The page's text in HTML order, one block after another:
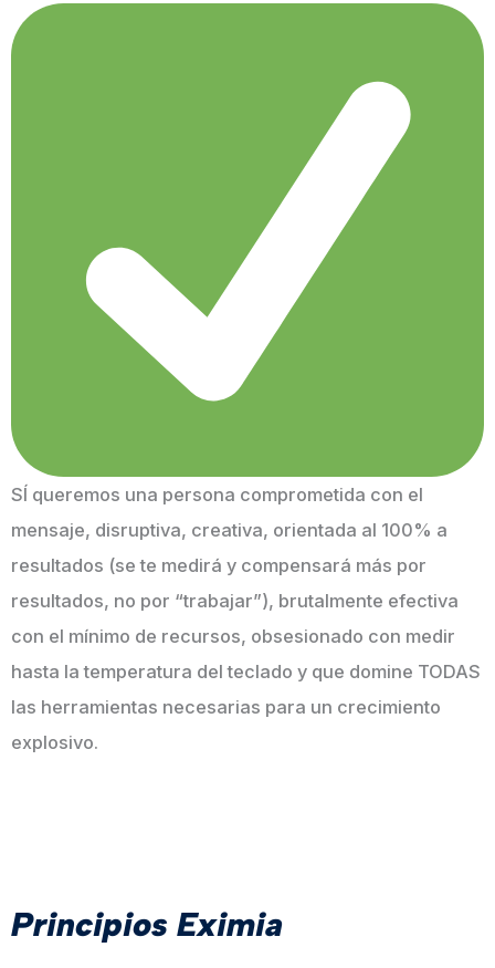
SÍ queremos una persona comprometida con el
mensaje, disruptiva, creativa, orientada al 100% a
resultados (se te medirá y compensará más por
resultados, no por “trabajar”), brutalmente efectiva
con el mínimo de recursos, obsesionado con medir
hasta la temperatura del teclado y que domine TODAS
las herramientas necesarias para un crecimiento
explosivo.
Principios Eximia